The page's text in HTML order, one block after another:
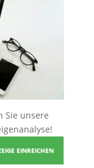
Sie unsere
EINREICHEN